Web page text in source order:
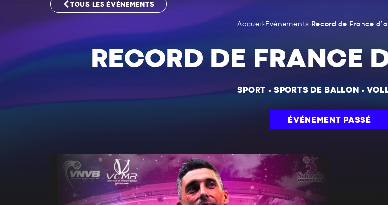
TOUS LES ÉVÉNEMENTS
Accueil • Événements• Record de France
RECORD DE FRANCE
SPORT •SPORTS DE BALLON •
ÉVÉNEMENT PASSÉ